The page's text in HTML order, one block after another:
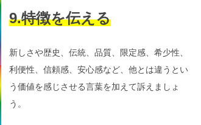
9.特徴を伝える
新しさや歴史、伝統、品質、限定感、希少性、
利便性、信頼感、安心感など、他とは違うとい
う価値を感じさせる言葉を加えて訴えましょ
う。